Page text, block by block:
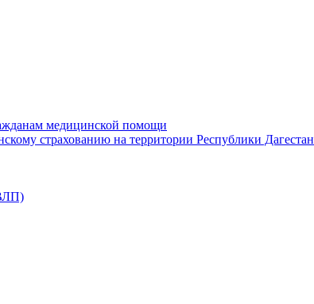
медицинской помощи
страхованию на территории Республики Дагестан